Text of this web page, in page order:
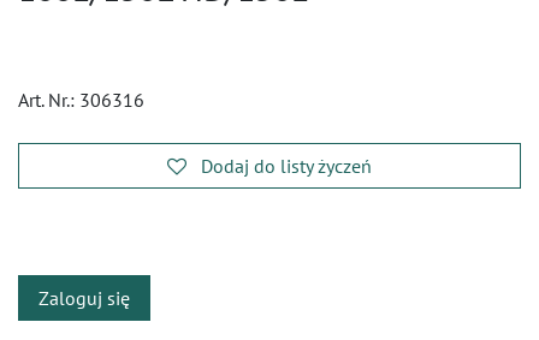
Art. Nr.: 306316
Dodaj do listy życzeń
Zaloguj się